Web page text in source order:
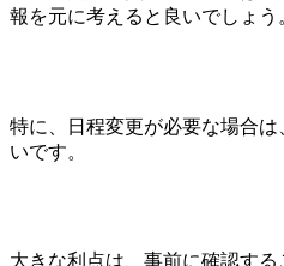
報を元に考えると良いでしょう
特に、日程変更が必要な場合
いです。
大きな利点は、事前に確認す